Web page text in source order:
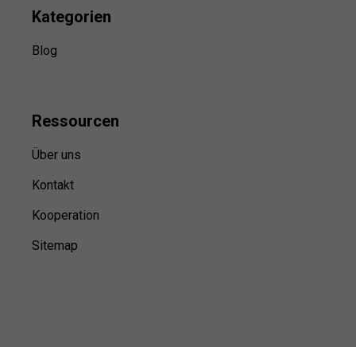
Kategorien
Blog
Ressourcen
Über uns
Kontakt
Kooperation
Sitemap